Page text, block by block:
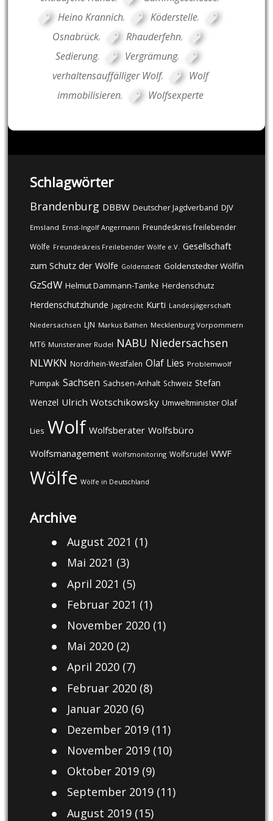
Heino Krannich, Köderstelle,
Osnabrück, Rhauderfehn,
Sedierung, Vergrämung,
verhaltensauffälliger Wolf,
Wolf
immobilisieren, Wolfsexperte
Schlagwörter
Brandenburg DBBW Deutscher Jagdverband DJV
Emsland Ernst-Ingolf Angermann Freundeskreis freilebender
Wölfe Freundeskreis Freilebender Wölfe e.V. Gesellschaft
zum Schutz der Wölfe Goldenstedt Goldenstedter Wölfin
GzSdW Helmut Dammann-Tamke Herdenschutz
Herdenschutzhunde Jagdrecht Kurti Landesjägerschaft
Niedersachsen LJN Markus Bathen Mecklenburg Vorpommern
MT6 Munsteraner Rudel NABU Niedersachsen
NLWKN Nordrhein-Westfalen Olaf Lies Problemwolf
Pumpak Sachsen Sachsen-Anhalt Schweiz Stefan
Wenzel Ulrich Wotschikowsky Umweltminister Olaf
Lies Wolf Wolfsberater Wolfsbüro
Wolfsmanagement Wolfsmonitoring Wolfsrudel WWF
Wölfe Wölfe in Deutschland
Archive
August 2021 (1)
Mai 2021 (3)
April 2021 (5)
Februar 2021 (1)
November 2020(1)
Mai 2020(2)
April 2020(7)
Februar 2020(8)
Januar 2020(6)
Dezember 2019(11)
November 2019(10)
Oktober 2019(9)
September 2019(11)
August 2019(15)